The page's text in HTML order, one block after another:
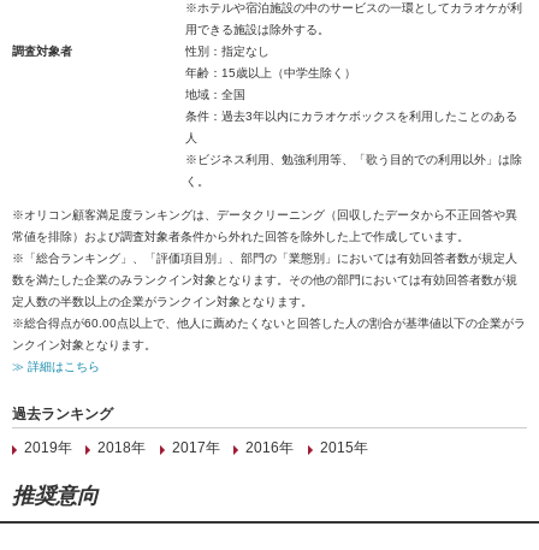
※ホテルや宿泊施設の中のサービスの一環としてカラオケが利
用できる施設は除外する。
調査対象者
性別：指定なし
年齢：15歳以上（中学生除く）
地域：全国
条件：過去3年以内にカラオケボックスを利用したことのある
人
※ビジネス利用、勉強利用等、「歌う目的での利用以外」は除
く。
※オリコン顧客満足度ランキングは、データクリーニング（回収したデータから不正回答や異
常値を排除）および調査対象者条件から外れた回答を除外した上で作成しています。
※「総合ランキング」、「評価項目別」、部門の「業態別」においては有効回答者数が規定人
数を満たした企業のみランクイン対象となります。その他の部門においては有効回答者数が規
定人数の半数以上の企業がランクイン対象となります。
※総合得点が60.00点以上で、他人に薦めたくないと回答した人の割合が基準値以下の企業がラ
ンクイン対象となります。
≫ 詳細はこちら
過去ランキング
2019年
2018年 2017年 2016年 2015年
推奨意向